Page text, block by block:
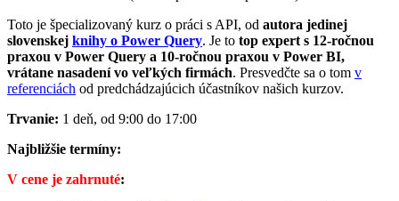
Toto je špecializovaný kurz o práci s API, od autora jedinej
slovenskej knihy o Power Query. Je to top expert s 12-ročnou
praxou v Power Query a 10-ročnou praxou v Power BI,
vrátane nasadení vo veľkých firmách. Presvedčte sa o tom v
referenciách od predchádzajúcich účastníkov našich kurzov.
Trvanie: 1 deň, od 9:00 do 17:00
Najbližšie termíny:
V cene je zahrnuté: